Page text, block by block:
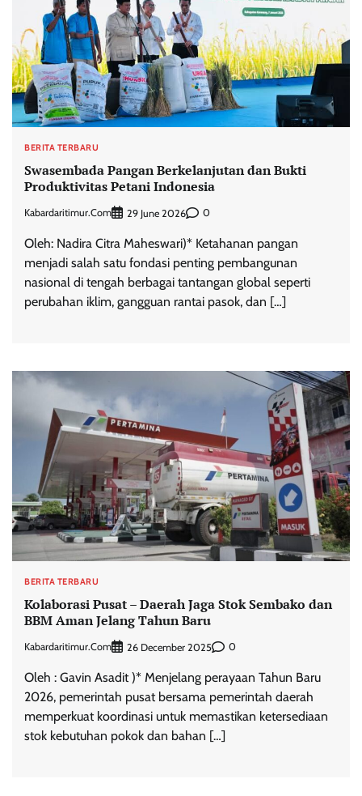
BERITA TERBARU
Swasembada Pangan Berkelanjutan dan Bukti
Produktivitas Petani Indonesia
Kabardaritimur.com 29 June 2026 0
Oleh: Nadira Citra Maheswari)* Ketahanan pangan
menjadi salah satu fondasi penting pembangunan
nasional di tengah berbagai tantangan global seperti
perubahan iklim, gangguan rantai pasok, dan […]
BERITA TERBARU
Kolaborasi Pusat – Daerah Jaga Stok Sembako dan
BBM Aman Jelang Tahun Baru
Kabardaritimur.com 26 December 2025 0
Oleh : Gavin Asadit )* Menjelang perayaan Tahun Baru
2026, pemerintah pusat bersama pemerintah daerah
memperkuat koordinasi untuk memastikan ketersediaan
stok kebutuhan pokok dan bahan […]